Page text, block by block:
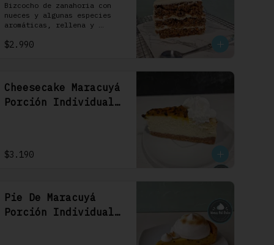
Bizcocho de zanahoria con
nueces y algunas especies
aromáticas, rellena y
queso de crema.
$2.990
Cheesecake Maracuyá
Porción Individual
$3.190
Pie De Maracuyá
Porción Individual